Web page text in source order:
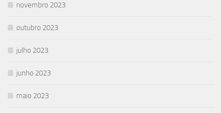
novembro 2023
outubro 2023
julho 2023
junho 2023
maio 2023